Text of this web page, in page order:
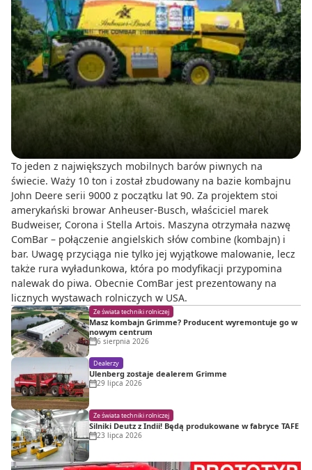
To jeden z największych mobilnych barów piwnych na
świecie. Waży 10 ton i został zbudowany na bazie kombajnu
John Deere serii 9000 z początku lat 90. Za projektem stoi
amerykański browar Anheuser-Busch, właściciel marek
Budweiser, Corona i Stella Artois. Maszyna otrzymała nazwę
ComBar – połączenie angielskich słów combine (kombajn) i
bar. Uwagę przyciąga nie tylko jej wyjątkowe malowanie, lecz
także rura wyładunkowa, która po modyfikacji przypomina
nalewak do piwa. Obecnie ComBar jest prezentowany na
licznych wystawach rolniczych w USA.
Ze świata techniki rolniczej
Masz kombajn Grimme? Producent wyremontuje go w
nowym centrum
6 sierpnia 2026
Dealerzy
Ulenberg zostaje dealerem Grimme
29 lipca 2026
Ze świata techniki rolniczej
Silniki Deutz z Indii! Będą produkowane w fabryce TAFE
23 lipca 2026